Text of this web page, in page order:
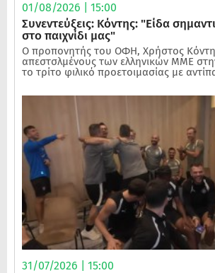
01/08/2026 | 15:00
Συνεντεύξεις: Κόντης: "Είδα
στο παιχνίδι μας"
Ο προπονητής του ΟΦΗ, Χρήστος
απεστσλμένους των ελληνικών ΜΜΕ
το τρίτο φιλικό προετοιμασίας με
31/07/2026 | 15:00